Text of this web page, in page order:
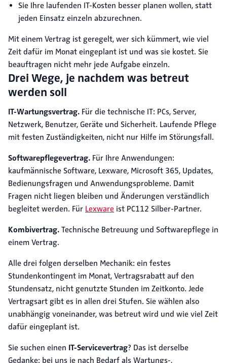
Sie Ihre laufenden IT-Kosten besser planen wollen, statt
jeden Einsatz einzeln abzurechnen.
Mit einem Vertrag ist geregelt, wer sich kümmert, wie viel
Zeit dafür im Monat eingeplant ist und was sie kostet. Sie
beauftragen nicht mehr jede Aufgabe einzeln.
Drei Wege, je nachdem was betreut
werden soll
IT-Wartungsvertrag. Für die technische IT: PCs, Server,
Netzwerk, Benutzer, Geräte und Sicherheit. Laufende Pflege
mit festen Zuständigkeiten, nicht nur Hilfe im Störungsfall.
Softwarepflegevertrag. Für Ihre Anwendungen:
kaufmännische Software, Lexware, Microsoft 365, Updates,
Bedienungsfragen und Anwendungsprobleme. Damit
Fragen nicht liegen bleiben und Änderungen verständlich
begleitet werden. Für Lexware ist PC112 Silber-Partner.
Kombivertrag. Technische Betreuung und Softwarepflege in
einem Vertrag.
Alle drei folgen derselben Mechanik: ein festes
Stundenkontingent im Monat, Vertragsrabatt auf den
Stundensatz, nicht genutzte Stunden im Zeitkonto. Jede
Vertragsart gibt es in allen drei Stufen. Sie wählen also
unabhängig voneinander, was betreut wird und wie viel Zeit
dafür eingeplant ist.
Sie suchen einen IT-Servicevertrag? Das ist derselbe
Gedanke: bei uns je nach Bedarf als Wartungs-,